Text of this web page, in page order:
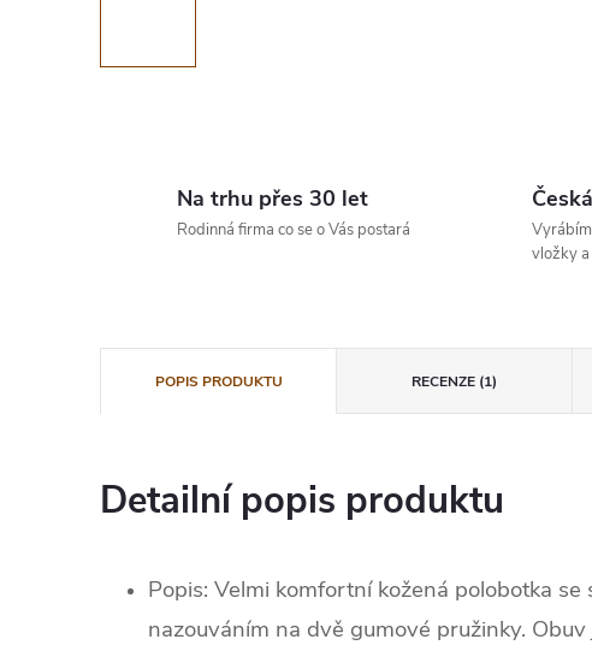
Na trhu přes 30 let
Rodinná firma co se o Vás postará
vložky
POPIS PRODUKTU RECENZE (1)
Detailní popis produktu
Popis: Velmi komfortní kožená polobotka se
nazouváním na dvě gumové pružinky.